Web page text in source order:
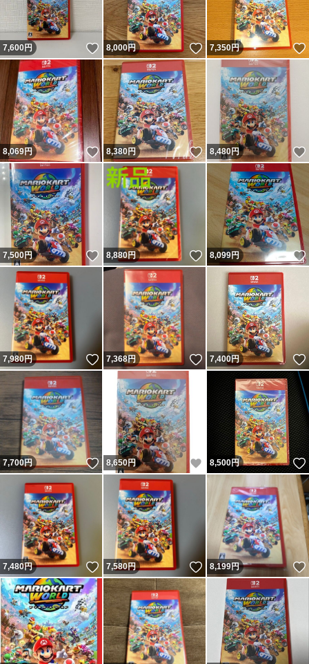
7,600円 いいね！
8,000円 いいね！
7,350円
8,069円 いいね！
8,380円 いいね！
8,480円
7,500円 いいね！
8,880円 いいね！
8,099円
7,980円 いいね！
7,368円 いいね！
7,400円
7,700円 いいね！
8,650円 いいね！
8,500円
7,480円 いいね！
7,580円 いいね！
8,199円